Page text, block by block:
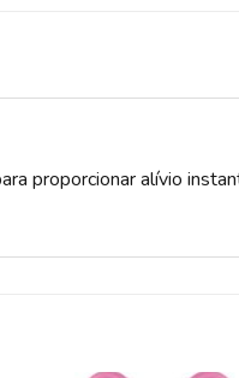
proporcionar alívio